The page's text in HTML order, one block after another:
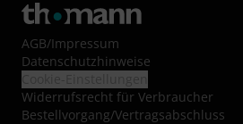
AGB/Impressum
Datenschutzhinweise
Widerrufsrecht für Verbraucher
Bestellvorgang/Vertragsabschluss